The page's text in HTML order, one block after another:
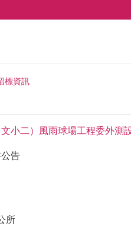
標資訊
小二）風雨球場工程委外測
告
所